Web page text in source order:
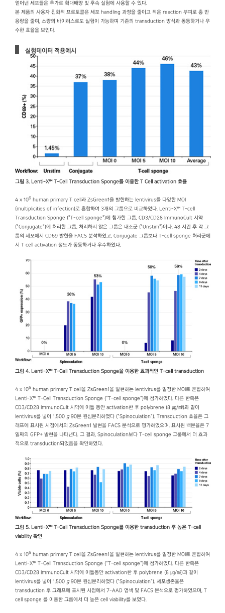
얻어낸 세포들은 추가로 확대배양 및 후속 실험에 사용할 수 있다.
본 제품의 사용자 친화적 프로토콜은 세포 handling 과정을 줄이고 적은 reaction 부피로 총 반
응량을 줄여, 소량의 바이러스로도 실험이 가능하며 기존의 transduction 방식과 동등하거나 우
수한 효율을 보인다.
실험데이터 적용예시
그림 3. Lenti-X™ T-Cell Transduction Sponge를 이용한 T Cell activation 효율
4 x 106 human primary T cell과 ZsGreen1을 발현하는 lentivirus를 다양한 MOI
(multiplicities of infection)로 혼합하여 3개의 그룹으로 비교하였다. Lenti-X™ T-cell
Transduction Sponge ("T-cell sponge")에 첨가한 그룹, CD3/CD28 ImmunoCult 시약
("Conjugate")에 처리한 그룹, 처리하지 않은 그룹은 대조군 ("Unstim")이다. 48 시간 후 각 그
룹의 세포에서 CD69 발현을 FACS 분석하였고, Conjugate 그룹보다 T-cell sponge 처리군에
서 T cell activation 정도가 동등하거나 우수하였다.
그림 4. Lenti-X™ T-Cell Transduction Sponge을 이용한 효과적인 T-cell transduction
4 x 106 human primary T cell을 ZsGreen1을 발현하는 lentivirus를 일정한 MOI로 혼합하여
Lenti-X™ T-Cell Transduction Sponge ("T-cell sponge")에 첨가하였다. 다른 한쪽은
CD3/CD28 ImmunoCult 시약에 이틀 동안 activation한 후 polybrene (8 ㎍/㎖)과 같이
lentivirus를 넣어 1,500 g90분 원심분리하였다 ("Spinoculation"). Transduction 효율은 그
래프에 표시된 시점에서의 ZsGreen1 발현을 FACS 분석으로 평가하였으며, 표시된 백분율은 7
일째의 GFP+ 발현을 나타낸다. 그 결과, Spinoculation보다 T-cell sponge 그룹에서 더 효과
적으로 transduction되었음을 확인하였다.
그림 5. Lenti-X™ T-Cell Transduction Sponge를 이용한 transduction 후 높은 T-cell
viability 확인
4 x 106 human primary T cell을 ZsGreen1을 발현하는 lentivirus를 일정한 MOI로 혼합하여
Lenti-X™ T-Cell Transduction Sponge ("T-cell sponge")에 첨가하였다. 다른 한쪽은
CD3/CD28 ImmunoCult 시약에 이틀동안 activation한 후 polybrene (8 ㎍/㎖)과 같이
lentivirus를 넣어 1,500 g90분 원심분리하였다 ("Spinoculation"). 세포생존율은
transduction 후 그래프에 표시된 시점에서 7-AAD 염색 및 FACS 분석으로 평가하였으며, T
cell sponge 를 이용한 그룹에서 더 높은 cell viability를 보였다.